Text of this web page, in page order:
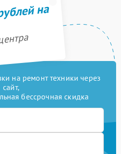
на
на ремонт техники через
сайт,
бессрочная скидка